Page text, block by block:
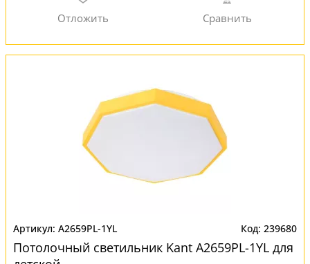
A2659PL-1YL 239680
Потолочный светильник Kant A2659PL-1YL для